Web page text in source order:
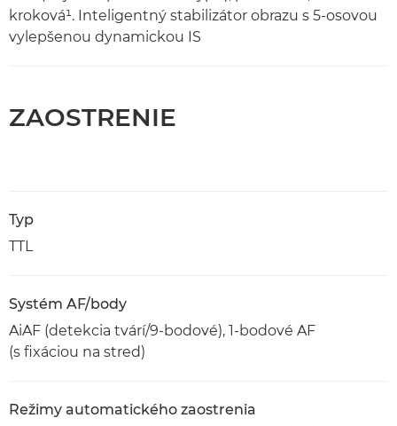
kroková¹. Inteligentný stabilizátor obrazu s 5-osovou
vylepšenou dynamickou IS
ZAOSTRENIE
Typ
TTL
Systém AF/body
AiAF (detekcia tvárí/9-bodové), 1-bodové AF
(s fixáciou na stred)
Režimy automatického zaostrenia